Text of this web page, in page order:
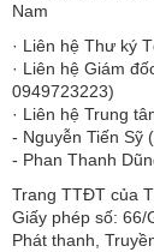
Nam
· Liên hệ Thư ký
· Liên hệ Giám
0949723223)
· Liên hệ Trung
- Nguyễn Tiến Sỹ
- Phan Thanh
Trang TTĐT của
Giấy phép số: 66/
Phát thanh,